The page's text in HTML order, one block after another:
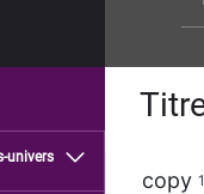
univers
copy